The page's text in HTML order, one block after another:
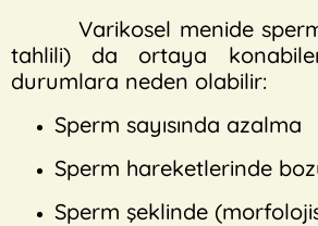
Varikosel menide
tahlili) da ortaya
durumlara neden olabilir:
Sperm sayısında azalma
Sperm hareketlerinde
Sperm şeklinde